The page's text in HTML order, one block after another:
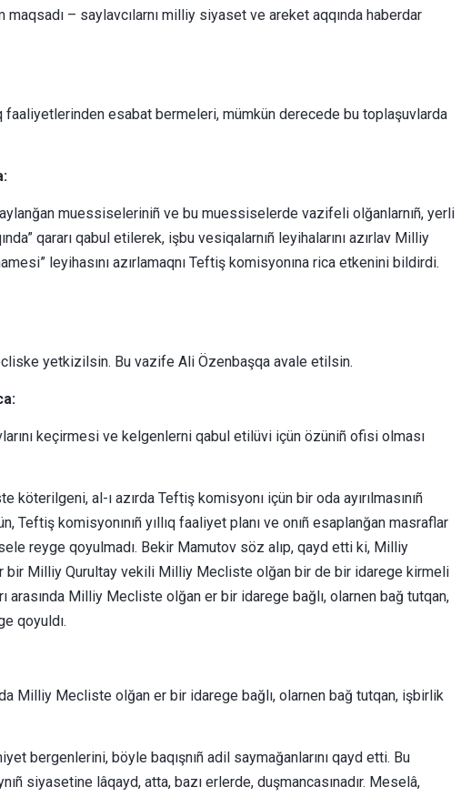
– saylavcılarnı milliy siyaset ve areket aqqında haberdar
faaliyetlerinden esabat bermeleri, mümkün derecede bu toplaşuvlarda
muessiseleriniñ ve bu muessiselerde vazifeli olğanlarnıñ, yerli
qararı qabul etilerek, işbu vesiqalarnıñ leyihalarını azırlav Milliy
leyihasını azırlamaqnı Teftiş komisyonına rica etkenini bildirdi.
yetkizilsin. Bu vazife Ali Özenbaşqa avale etilsin.
keçirmesi ve kelgenlerni qabul etilüvi içün özüniñ ofisi olması
al-ı azırda Teftiş komisyonı içün bir oda ayırılmasınıñ
Teftiş komisyonınıñ yıllıq faaliyet planı ve onıñ esaplanğan masraflar
reyge qoyulmadı. Bekir Mamutov söz alıp, qayd etti ki, Milliy
bir Milliy Qurultay vekili Milliy Mecliste olğan bir de bir idarege kirmeli
Milliy Mecliste olğan er bir idarege bağlı, olarnen bağ tutqan,
qoyuldı.
Milliy Mecliste olğan er bir idarege bağlı, olarnen bağ tutqan, işbirlik
bergenlerini, böyle baqışnıñ adil saymağanlarını qayd etti. Bu
siyasetine lâqayd, atta, bazı erlerde, duşmancasınadır. Meselâ,